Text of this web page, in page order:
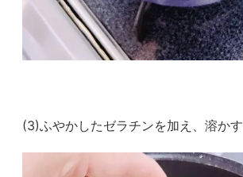
(3)ふやかしたゼラチンを加え、溶かす